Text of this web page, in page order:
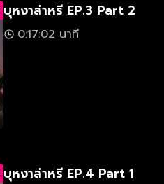
บุหงาส่าหรี EP.3 Part 2
0:17:02 นาที
บุหงาส่าหรี EP.4 Part 1